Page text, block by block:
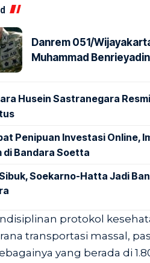
Danrem 051/
Muhammad
Husein Sastranegara
Penipuan Investasi Online,
di Bandara Soetta
Soekarno-Hatta Jadi
protokol
transportasi massal,
yang berada di